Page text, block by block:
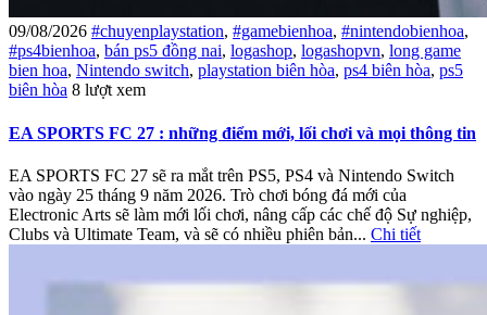
09/08/2026 #chuyenplaystation, #gamebienhoa, #nintendobienhoa,
#ps4bienhoa, bán ps5 đồng nai, logashop, logashopvn, long game
bien hoa, Nintendo switch, playstation biên hòa, ps4 biên hòa, ps5
biên hòa 8 lượt xem
EA SPORTS FC 27 : những điểm mới, lối chơi và mọi thông tin
EA SPORTS FC 27 sẽ ra mắt trên PS5, PS4 và Nintendo Switch
vào ngày 25 tháng 9 năm 2026. Trò chơi bóng đá mới của
Electronic Arts sẽ làm mới lối chơi, nâng cấp các chế độ Sự nghiệp,
Clubs và Ultimate Team, và sẽ có nhiều phiên bản... Chi tiết